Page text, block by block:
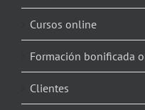
Cursos online
Formación bonificada
Clientes